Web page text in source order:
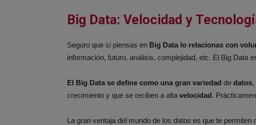
Big Data: Velocidad y
Seguro que si piensas en Big Data lo relacionas con
información, futuro, análisis, complejidad, etc. El Big Data
El Big Data se define como una gran variedad de datos,
crecimiento y que se reciben a alta velocidad.
La gran ventaja del mundo de los datos es que te